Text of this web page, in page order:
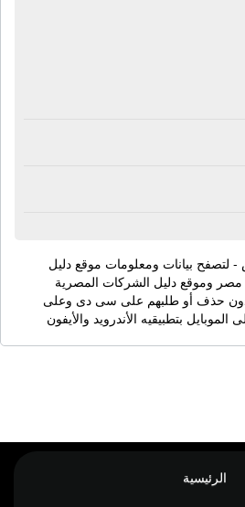
بيانات ومعلومات موقع دليل
مصر وموقع دليل الشركات المصرية
حذف أو طلبهم على سى دى وعلى
بتطبيقيه الأندرويد والأيفون
الرئيسية